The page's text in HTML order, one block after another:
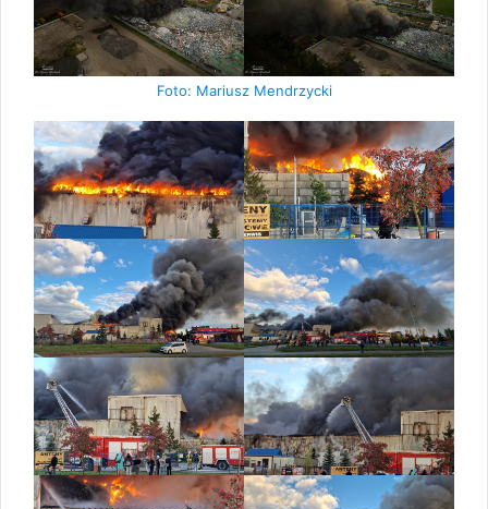
Foto: Mariusz Mendrzycki